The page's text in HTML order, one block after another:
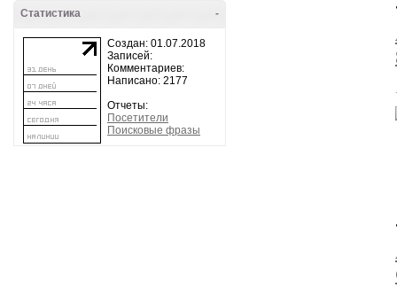
-
Статистика
Создан: 01.07.2018
Записей:
Комментариев:
Написано: 2177
Отчеты:
Посетители
Поисковые фразы